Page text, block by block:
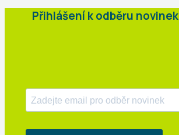
Přihlášení k odběru novinek